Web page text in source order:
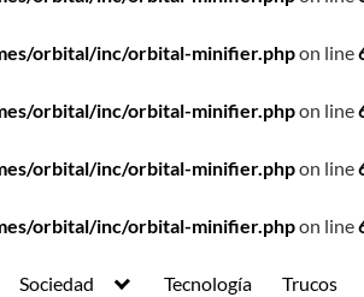
orbital/inc/orbital-minifier.phpon line
orbital/inc/orbital-minifier.phpon line
orbital/inc/orbital-minifier.phpon line
orbital/inc/orbital-minifier.phpon line
Sociedad Tecnología Trucos